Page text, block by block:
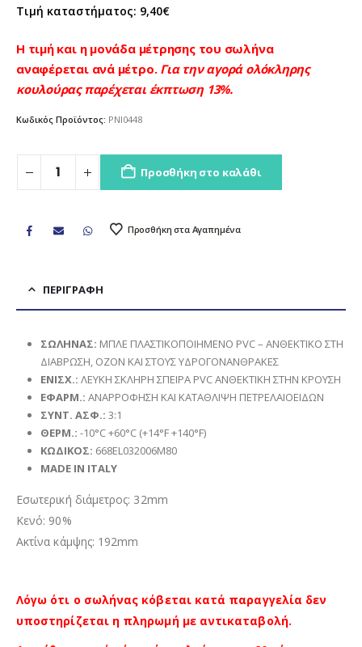
Τιμή καταστήματος: 9,40€
Η τιμή και η μονάδα μέτρησης του σωλήνα
αναφέρεται ανά μέτρο. Για την αγορά ολόκληρης
κουλούρας παρέχεται έκπτωση 13%.
Κωδικός Προϊόντος: PNI0448
Προσθήκη στο καλάθι
Προσθήκη στα Αγαπημένα
ΠΕΡΙΓΡΑΦΉ
ΣΩΛΗΝΑΣ: ΜΠΛΕ ΠΛΑΣΤΙΚΟΠΟΙΗΜΕΝΟ PVC – ΑΝΘΕΚΤΙΚΟ ΣΤΗ
ΔΙΑΒΡΩΣΗ, ΟΖΟΝ ΚΑΙ ΣΤΟΥΣ ΥΔΡΟΓΟΝΑΝΘΡΑΚΕΣ
ΕΝΙΣΧ.: ΛΕΥΚΗ ΣΚΛΗΡΗ ΣΠΕΙΡΑ PVC ΑΝΘΕΚΤΙΚΗ ΣΤΗΝ ΚΡΟΥΣΗ
ΕΦΑΡΜ.: ΑΝΑΡΡΟΦΗΣΗ ΚΑΙ ΚΑΤΑΘΛΙΨΗ ΠΕΤΡΕΛΑΙΟΕΙΔΩΝ
ΣΥΝΤ. ΑΣΦ.: 3:1
ΘΕΡΜ.: -10°C +60°C (+14°F +140°F)
ΚΩΔΙΚΟΣ: 668EL032006M80
MADE IN ITALY
Εσωτερική διάμετρος: 32mm
Κενό: 90%
Ακτίνα κάμψης: 192mm
Λόγω ότι ο σωλήνας κόβεται κατά παραγγελία δεν
υποστηρίζεται η πληρωμή με αντικαταβολή.